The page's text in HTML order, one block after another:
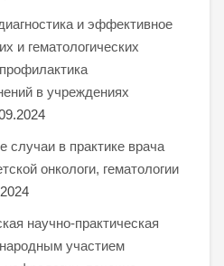
и эффективное
и гематологических
в учреждениях
в практике врача
онкологи, гематологии
научно-практическая
участием